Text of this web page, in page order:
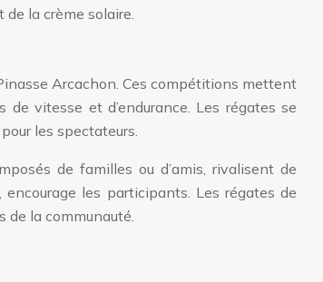
la crème solaire.
Arcachon. Ces compétitions mettent
vitesse et d’endurance. Les régates se
les spectateurs.
de familles ou d’amis, rivalisent de
les participants. Les régates de
de la communauté.